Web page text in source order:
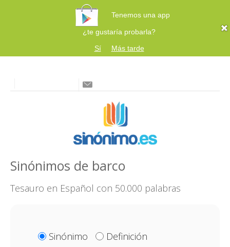
Tenemos una app
¿te gustaría probarla?
Sí
Más tarde
Sinónimos de barco
Tesauro en Español con 50.000 palabras
Sinónimo
Definición